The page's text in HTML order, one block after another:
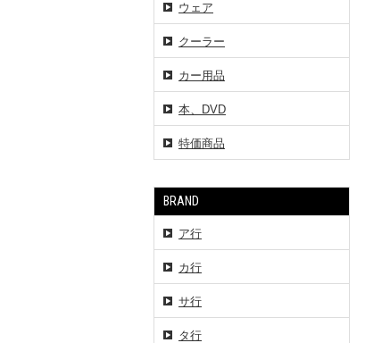
ウェア
クーラー
カー用品
本、DVD
特価商品
BRAND
ア行
カ行
サ行
タ行